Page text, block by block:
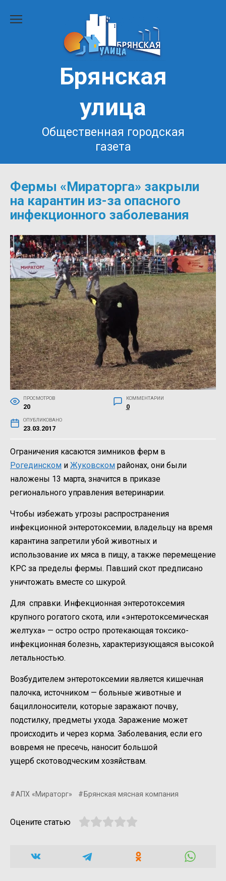
Брянская
улица
Общественная городская
газета
Фермы «Мираторга» закрыли
на карантин из-за опасного
инфекционного заболевания
ПРОСМОТРОВ
20
КОММЕНТАРИИ
0
ОПУБЛИКОВАНО
23.03.2017
Ограничения касаются зимников ферм в
Рогединском и Жуковском районах, они были
наложены 13 марта, значится в приказе
регионального управления ветеринарии.
Чтобы избежать угрозы распространения
инфекционной энтеротоксемии, владельцу на время
карантина запретили убой животных и
использование их мяса в пищу, а также перемещение
КРС за пределы фермы. Павший скот предписано
уничтожать вместе со шкурой.
Для справки. Инфекционная энтеротоксемия
крупного рогатого скота, или «энтеротоксемическая
желтуха» — остро остро протекающая токсико-
инфекционная болезнь, характеризующаяся высокой
летальностью.
Возбудителем энтеротоксемии является кишечная
палочка, источником — больные животные и
бациллоносители, которые заражают почву,
подстилку, предметы ухода. Заражение может
происходить и через корма. Заболевания, если его
вовремя не пресечь, наносит большой
ущерб скотоводческим хозяйствам.
АПХ «Мираторг» Брянская мясная компания
Оцените статью